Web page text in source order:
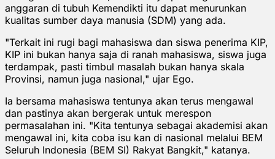
anggaran di tubuh Kemendikti itu dapat menurunkan
kualitas sumber daya manusia (SDM) yang ada.
"Terkait ini rugi bagi mahasiswa dan siswa penerima KIP,
KIP ini bukan hanya saja di ranah mahasiswa, siswa juga
terdampak, pasti timbul masalah bukan hanya skala
Provinsi, namun juga nasional," ujar Ego.
Ia bersama mahasiswa tentunya akan terus mengawal
dan pastinya akan bergerak untuk merespon
permasalahan ini. "Kita tentunya sebagai akademisi akan
mengawal ini, kita coba isu kan di nasional melalui BEM
Seluruh Indonesia (BEM SI) Rakyat Bangkit," katanya.